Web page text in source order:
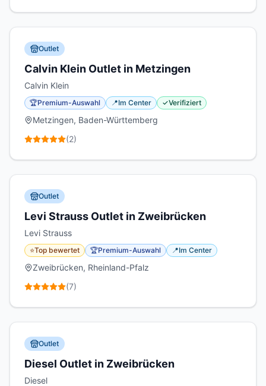
Outlet
Calvin Klein Outlet in Metzingen
Calvin Klein
🏆Premium-Auswahl 📍Im Center ✓Verifiziert
Metzingen, Baden-Württemberg
(2)
Outlet
Levi Strauss Outlet in Zweibrücken
Levi Strauss
⭐Top bewertet 🏆Premium-Auswahl 📍Im Center
Zweibrücken, Rheinland-Pfalz
(7)
Outlet
Diesel Outlet in Zweibrücken
Diesel